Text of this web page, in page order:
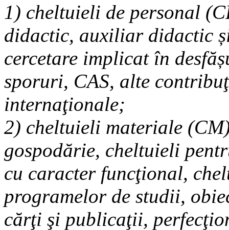
1) cheltuieli de personal
didactic, auxiliar didactic
cercetare implicat în
sporuri, CAS, alte
internaţionale;
2) cheltuieli materiale
gospodărie, cheltuieli
cu caracter funcţional,
programelor de studii,
cărţi şi publicaţii,